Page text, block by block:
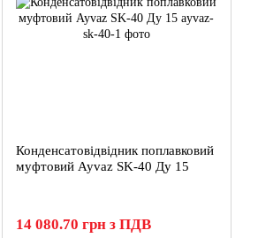
Конденсатовідвідник поплавковий
муфтовий Ayvaz SK-40 Ду 15
14 080.70 грн з ПДВ